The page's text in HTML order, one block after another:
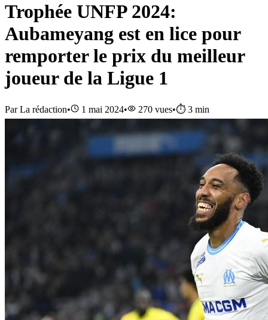
Trophée UNFP 2024:
Aubameyang est en lice pour
remporter le prix du meilleur
joueur de la Ligue 1
ParLa rédaction• 1 mai 2024• 270 vues•⏱️ 3 min